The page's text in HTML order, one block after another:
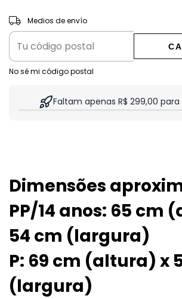
Entregas para el CP:
Medios de envío
No sé mi código postal
Faltam apenas R$ 299,00
Dimensões
PP/14 anos: 65 cm
54 cm (largura)
P: 69 cm (altura) x
(largura)